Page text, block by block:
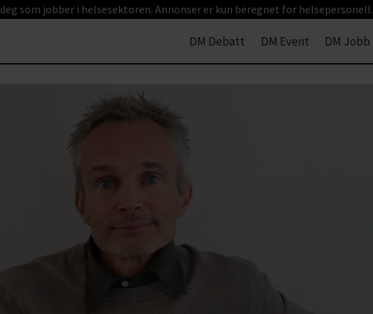
som jobber i helsesektoren. Annonser er kun beregnet for helsepersonell.
DM Debatt DM Event DM Jobb